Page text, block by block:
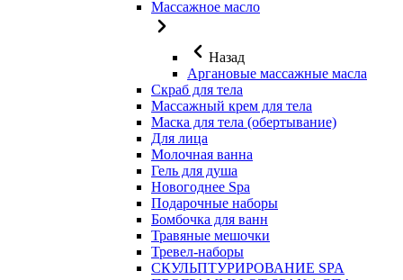
Массажное масло
Назад
Аргановые массажные масла
Скраб для тела
Массажный крем для тела
Маска для тела (обертывание)
Для лица
Молочная ванна
Гель для душа
Новогоднее Spa
Подарочные наборы
Бомбочка для ванн
Травяные мешочки
Тревел-наборы
СКУЛЬПТУРИРОВАНИЕ SPA